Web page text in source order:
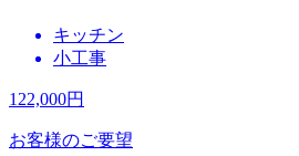
キッチン
小工事
122,000円
お客様のご要望